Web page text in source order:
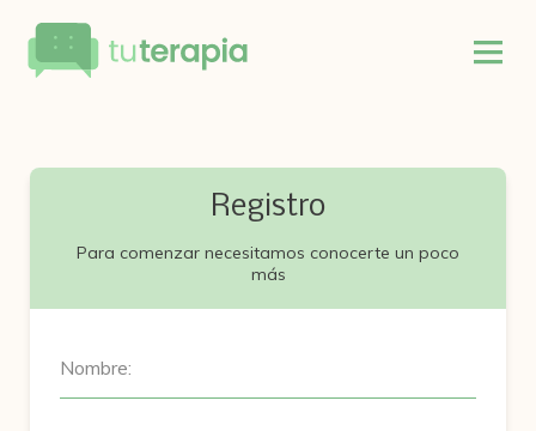
Registro
Para comenzar necesitamos conocerte un poco
más
Nombre: